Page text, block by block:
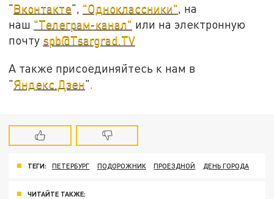
"Вконтакте", "Одноклассники", на
наш "Телеграм-канал" или на электронную
почту spb@Tsargrad.TV
А также присоединяйтесь к нам в
"Яндекс.Дзен".
ТЕГИ: ПЕТЕРБУРГ ПОДОРОЖНИК ПРОЕЗДНОЙ ДЕНЬ ГОРОДА
ЧИТАЙТЕ ТАКЖЕ: